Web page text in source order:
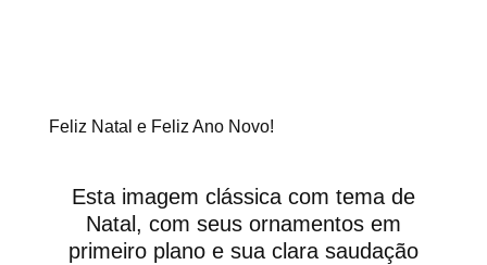
Feliz Natal e Feliz Ano Novo!
Esta imagem clássica com tema de
Natal, com seus ornamentos em
primeiro plano e sua clara saudação